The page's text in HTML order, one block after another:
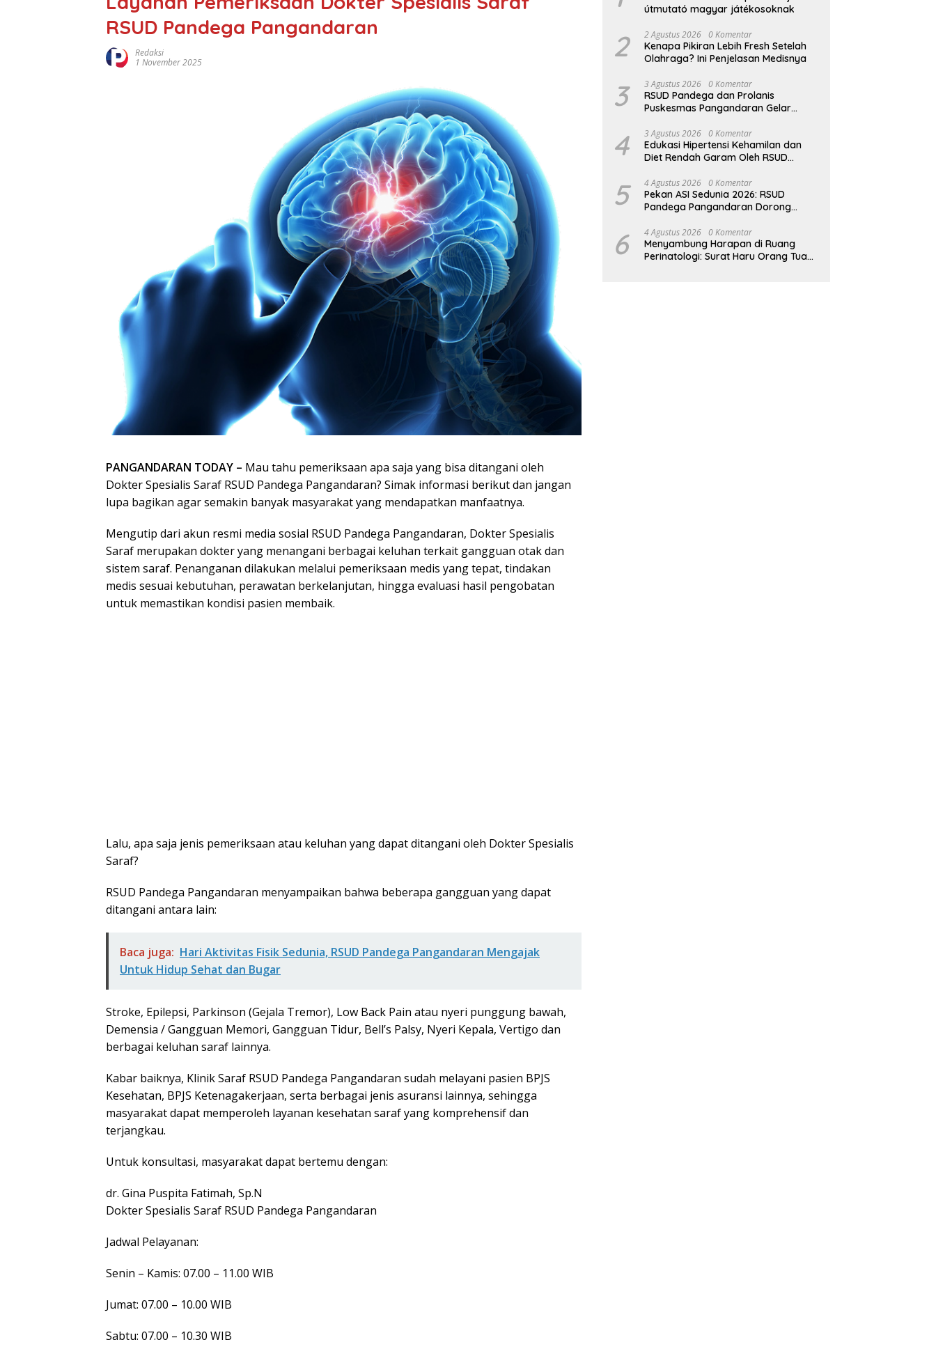
RSUD Pandega Pangandaran
Redaksi
1 November 2025
PANGANDARAN TODAY – Mau tahu pemeriksaan apa saja yang bisa ditangani oleh
Dokter Spesialis Saraf RSUD Pandega Pangandaran? Simak informasi berikut dan jangan
lupa bagikan agar semakin banyak masyarakat yang mendapatkan manfaatnya.
Mengutip dari akun resmi media sosial RSUD Pandega Pangandaran, Dokter Spesialis
Saraf merupakan dokter yang menangani berbagai keluhan terkait gangguan otak dan
sistem saraf. Penanganan dilakukan melalui pemeriksaan medis yang tepat, tindakan
medis sesuai kebutuhan, perawatan berkelanjutan, hingga evaluasi hasil pengobatan
untuk memastikan kondisi pasien membaik.
Lalu, apa saja jenis pemeriksaan atau keluhan yang dapat ditangani oleh Dokter Spesialis
Saraf?
RSUD Pandega Pangandaran menyampaikan bahwa beberapa gangguan yang dapat
ditangani antara lain:
Baca juga: Hari Aktivitas Fisik Sedunia, RSUD Pandega Pangandaran Mengajak
Untuk Hidup Sehat dan Bugar
Stroke, Epilepsi, Parkinson (Gejala Tremor), Low Back Pain atau nyeri punggung bawah,
Demensia / Gangguan Memori, Gangguan Tidur, Bell’s Palsy, Nyeri Kepala, Vertigo dan
berbagai keluhan saraf lainnya.
Kabar baiknya, Klinik Saraf RSUD Pandega Pangandaran sudah melayani pasien BPJS
Kesehatan, BPJS Ketenagakerjaan, serta berbagai jenis asuransi lainnya, sehingga
masyarakat dapat memperoleh layanan kesehatan saraf yang komprehensif dan
terjangkau.
Untuk konsultasi, masyarakat dapat bertemu dengan:
dr. Gina Puspita Fatimah, Sp.N
Dokter Spesialis Saraf RSUD Pandega Pangandaran
Jadwal Pelayanan:
Senin – Kamis: 07.00 – 11.00 WIB
Jumat: 07.00 – 10.00 WIB
Sabtu: 07.00 – 10.30 WIB
útmutató magyar játékosoknak
2 2 Agustus 2026 0 Komentar
Kenapa Pikiran Lebih Fresh Setelah
Olahraga? Ini Penjelasan Medisnya
3 3 Agustus 2026 0 Komentar
RSUD Pandega dan Prolanis
Puskesmas Pangandaran Gelar
4 3 Agustus 2026 0 Komentar
Edukasi Hipertensi Kehamilan dan
Diet Rendah Garam Oleh RSUD
5 4 Agustus 2026 0 Komentar
Pekan ASI Sedunia 2026: RSUD
Pandega Pangandaran Dorong
Menyusui
6 4 Agustus 2026 0 Komentar
Menyambung Harapan di Ruang
Perinatologi: Surat Haru Orang Tua